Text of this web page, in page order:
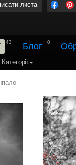
листа
43 Блог 0
Категорії